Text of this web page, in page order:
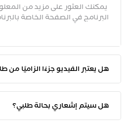
يمكنك العثور على مزيد من
البرنامج في الصفحة الخاصة
هل يعتبر الفيديو جزءًا الزاميًا من
هل سيتم إشعاري بحالة طلبي؟